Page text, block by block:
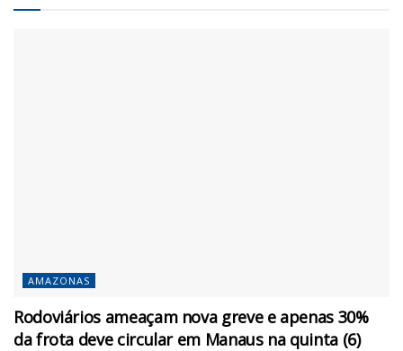
AMAZONAS
Rodoviários ameaçam nova greve e apenas 30%
da frota deve circular em Manaus na quinta (6)